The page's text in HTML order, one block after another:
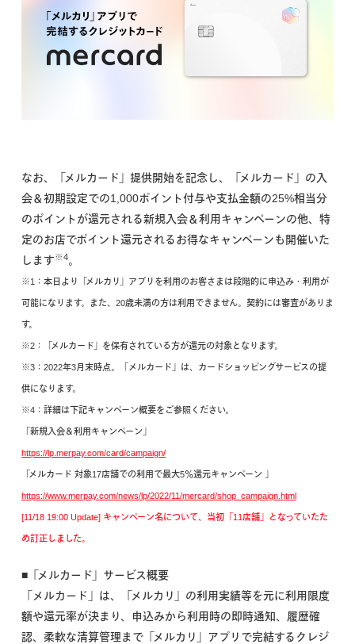
なお、「メルカード」提供開始を記念し、「メルカード」の入
会＆初期設定での1,000ポイント付与や支払金額の25%相当分
のポイントが還元される新規入会＆利用キャンペーンの他、特
定のお店でポイント還元されるお得なキャンペーンも開催いた
します※4。
※1：本日より「メルカリ」アプリを利用のお客さまは段階的に申込み・利用が
可能になります。また、20歳未満の方は利用できません。契約には審査がありま
す。
※2：「メルカード」を保有されている方が還元の対象となります。
※3：2022年3月末時点。「メルカード」は、カードショッピングサービスの提
供になります。
※4：詳細は下記キャンペーン概要をご参照ください。
「新規入会＆利用キャンペーン」
https://lp.merpay.com/card/campaign/
「メルカード 対象17店舗での利用で最大5％還元キャンペーン 」
https://www.merpay.com/news/lp/2022/11/mercard/shop_campaign.html
[11/18 19:00 Update] キャンペーン名について、当初「11店舗」となっていたた
め訂正しました。
■「メルカード」サービス概要
「メルカード」は、「メルカリ」の利用実績等を元に利用限度
額や還元率が決まり、申込みから利用時の即時通知、履歴確
認、柔軟な清算管理まで「メルカリ」アプリで完結するクレジ